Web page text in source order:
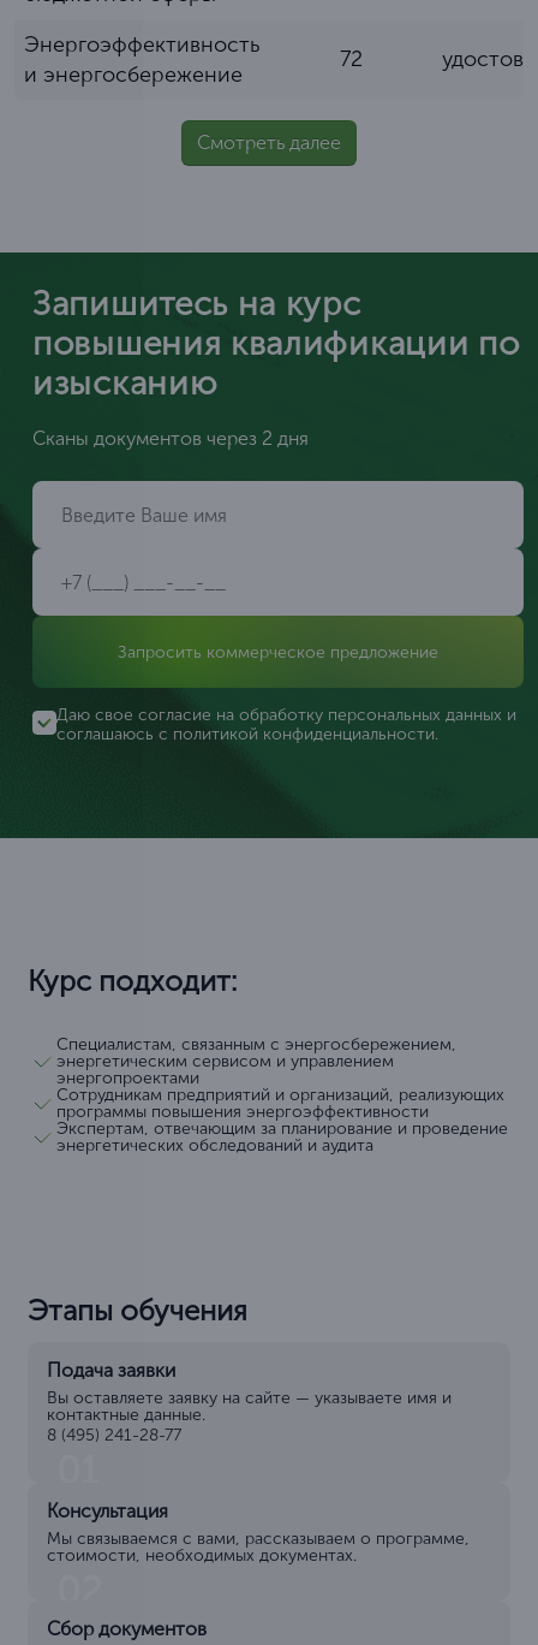
Энергоэффективность
и энергосбережение
72
Смотреть далее
Запишитесь на курс
повышения квалификации по
изысканию
Сканы документов через 2 дня
Запросить коммерческое предложение
Даю свое согласие на обработку персональных данных и
соглашаюсь с политикой конфиденциальности.
Курс подходит:
Специалистам, связанным с энергосбережением,
энергетическим сервисом и управлением
энергопроектами
Сотрудникам предприятий и организаций, реализующих
программы повышения энергоэффективности
Экспертам, отвечающим за планирование и проведение
энергетических обследований и аудита
Этапы обучения
Подача заявки
Вы оставляете заявку на сайте — указываете имя и
контактные данные.
8 (495) 241-28-77
Консультация
Мы связываемся с вами, рассказываем о программе,
стоимости, необходимых документах.
Сбор документов